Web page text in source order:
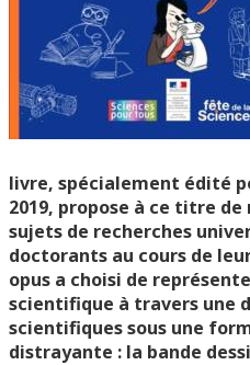
livre, spécialement édité
2019, propose à ce titre
sujets de recherches
doctorants au cours de
opus a choisi de
scientifique à travers une
scientifiques sous une
distrayante : la bande